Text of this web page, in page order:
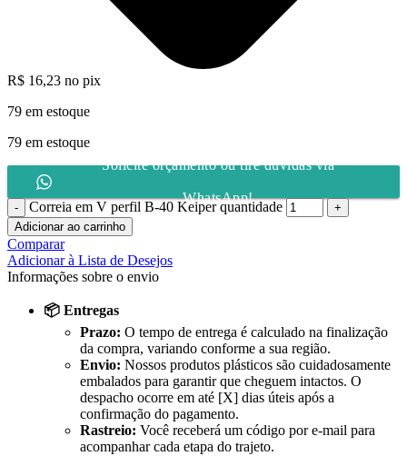
R$ 16,23 no pix
79 em estoque
79 em estoque
Solicite orçamento ou tire dúvidas via
WhatsApp!
Correia em V perfil B-40 Keiper quantidade
Adicionar ao carrinho
Comparar
Adicionar à Lista de Desejos
Informações sobre o envio
📦 Entregas
Prazo: O tempo de entrega é calculado na finalização
da compra, variando conforme a sua região.
Envio: Nossos produtos plásticos são cuidadosamente
embalados para garantir que cheguem intactos. O
despacho ocorre em até [X] dias úteis após a
confirmação do pagamento.
Rastreio: Você receberá um código por e-mail para
acompanhar cada etapa do trajeto.